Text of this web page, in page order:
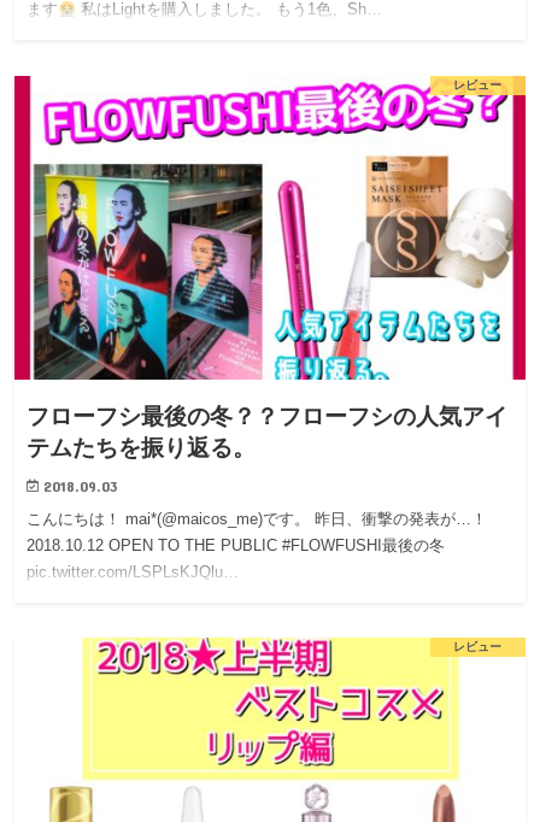
ます
私はLightを購入しました。 もう1色、Sh…
レビュー
フローフシ最後の冬？？フローフシの人気アイ
テムたちを振り返る。
2018.09.03
こんにちは！ mai*(@maicos_me)です。 昨日、衝撃の発表が…！
2018.10.12 OPEN TO THE PUBLIC #FLOWFUSHI最後の冬
pic.twitter.com/LSPLsKJQlu…
レビュー